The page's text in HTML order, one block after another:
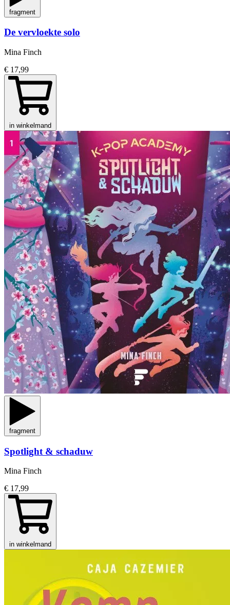
fragment
De vervloekte solo
Mina Finch
€ 17,99
in winkelmand
fragment
Spotlight & schaduw
Mina Finch
€ 17,99
in winkelmand